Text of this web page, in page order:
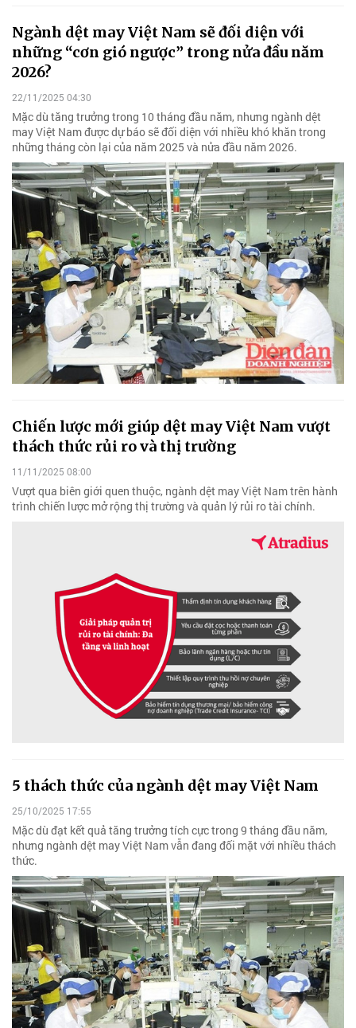
Ngành dệt may Việt Nam sẽ đối diện với
những “cơn gió ngược” trong nửa đầu năm
2026?
22/11/2025 04:30
Mặc dù tăng trưởng trong 10 tháng đầu năm, nhưng ngành dệt
may Việt Nam được dự báo sẽ đối diện với nhiều khó khăn trong
những tháng còn lại của năm 2025 và nửa đầu năm 2026.
Chiến lược mới giúp dệt may Việt Nam vượt
thách thức rủi ro và thị trường
11/11/2025 08:00
Vượt qua biên giới quen thuộc, ngành dệt may Việt Nam trên hành
trình chiến lược mở rộng thị trường và quản lý rủi ro tài chính.
5 thách thức của ngành dệt may Việt Nam
25/10/2025 17:55
Mặc dù đạt kết quả tăng trưởng tích cực trong 9 tháng đầu năm,
nhưng ngành dệt may Việt Nam vẫn đang đối mặt với nhiều thách
thức.